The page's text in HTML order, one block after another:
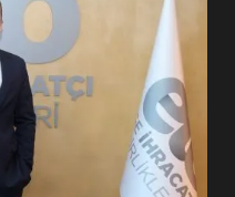
NEYİ